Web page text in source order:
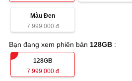
Màu Đen
7.999.000đ
Bạn đang xem phiên bản 128GB :
128GB
7.999.000đ